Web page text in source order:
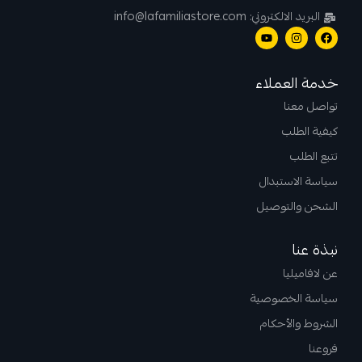
البريد الالكتروني: info@lafamiliastore.com
خدمة العملاء
تواصل معنا
كيفية الطلب
تتبع الطلب
سياسة الاستبدال
الشحن والتوصيل
نبذة عنا
عن لافاميليا
سياسة الخصوصية
الشروط والأحكام
فروعنا